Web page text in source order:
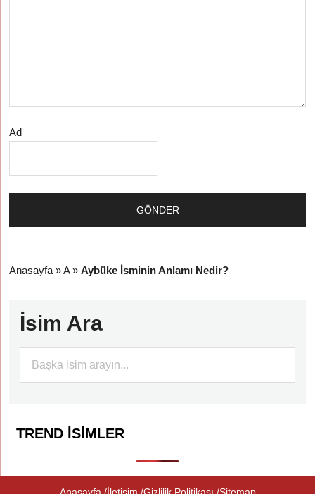
Ad
Anasayfa »A»Aybüke İsminin Anlamı Nedir?
İsim Ara
TREND İSIMLER
Anasayfa İletişim Gizlilik Politikası Sitemap